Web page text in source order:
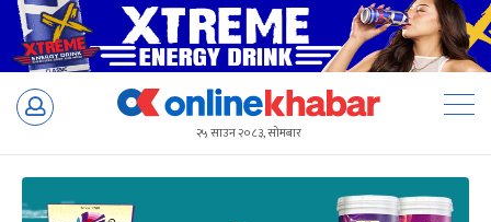
Skip
२५ साउन २०८३, सोमबार